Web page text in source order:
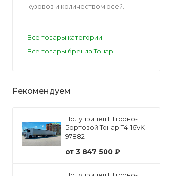
кузовов и количеством осей.
Все товары категории
Все товары бренда Тонар
Рекомендуем
Полуприцеп Шторно-
Бортовой Тонар Т4-16VK
97882
от 3 847 500 ₽